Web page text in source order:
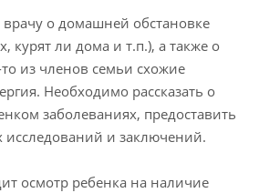
врачу о домашней обстановке
курят ли дома и т.п.), а также о
из членов семьи схожие
Необходимо рассказать о
заболеваниях, предоставить
исследований и заключений.
осмотр ребенка на наличие